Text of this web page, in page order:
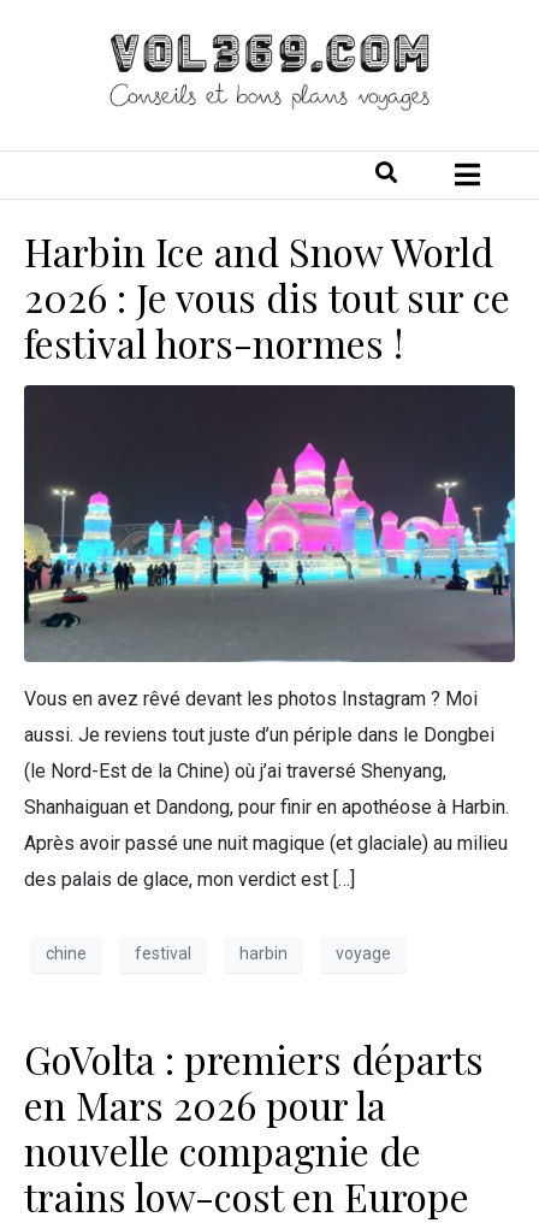
Harbin Ice and Snow World
2026 : Je vous dis tout sur ce
festival hors-normes !
Vous en avez rêvé devant les photos Instagram ? Moi
aussi. Je reviens tout juste d’un périple dans le Dongbei
(le Nord-Est de la Chine) où j’ai traversé Shenyang,
Shanhaiguan et Dandong, pour finir en apothéose à Harbin.
Après avoir passé une nuit magique (et glaciale) au milieu
des palais de glace, mon verdict est […]
chine festival harbin voyage
GoVolta : premiers départs
en Mars 2026 pour la
nouvelle compagnie de
trains low-cost en Europe